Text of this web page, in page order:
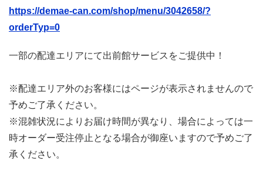
https://demae-can.com/shop/menu/3042658/?
orderTyp=0
一部の配達エリアにて出前館サービスをご提供中！
※配達エリア外のお客様にはページが表示されませんので
予めご了承ください。
※混雑状況によりお届け時間が異なり、場合によっては一
時オーダー受注停止となる場合が御座いますので予めご了
承ください。